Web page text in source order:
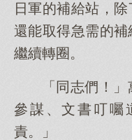
日軍的補給站，
還能取得急需的
繼續轉圈。
「同志們！
參謀、文書叮囑
責。」